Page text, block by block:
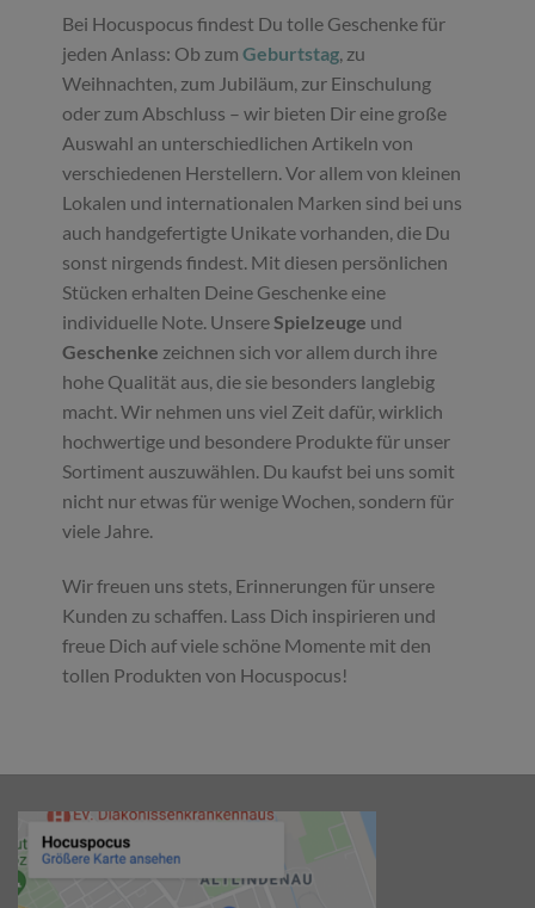
Bei Hocuspocus findest Du tolle Geschenke für
jeden Anlass: Ob zumGeburtstag, zu
Weihnachten, zum Jubiläum, zur Einschulung
oder zum Abschluss – wir bieten Dir eine große
Auswahl an unterschiedlichen Artikeln von
verschiedenen Herstellern. Vor allem von kleinen
Lokalen und internationalen Marken sind bei uns
auch handgefertigte Unikate vorhanden, die Du
sonst nirgends findest. Mit diesen persönlichen
Stücken erhalten Deine Geschenke eine
individuelle Note. UnsereSpielzeuge und
Geschenke zeichnen sich vor allem durch ihre
hohe Qualität aus, die sie besonders langlebig
macht. Wir nehmen uns viel Zeit dafür, wirklich
hochwertige und besondere Produkte für unser
Sortiment auszuwählen. Du kaufst bei uns somit
nicht nur etwas für wenige Wochen, sondern für
viele Jahre.
Wir freuen uns stets, Erinnerungen für unsere
Kunden zu schaffen. Lass Dich inspirieren und
freue Dich auf viele schöne Momente mit den
tollen Produkten von Hocuspocus!